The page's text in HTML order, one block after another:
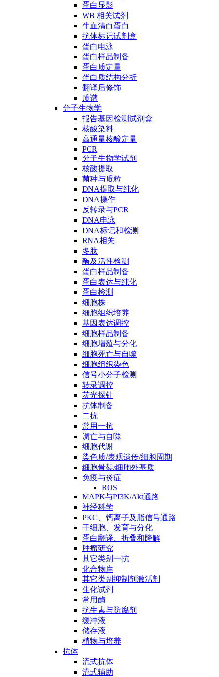
蛋白显影
WB 相关试剂
牛血清白蛋白
抗体标记试剂盒
蛋白电泳
蛋白样品制备
蛋白质定量
蛋白质结构分析
翻译后修饰
质谱
分子生物学
报告基因检测试剂盒
核酸染料
高通量核酸定量
PCR
分子生物学试剂
核酸提取
菌种与质粒
DNA提取与纯化
DNA操作
反转录与PCR
DNA电泳
DNA标记和检测
RNA相关
多肽
酶及活性检测
蛋白样品制备
蛋白表达与纯化
蛋白检测
细胞株
细胞组织培养
基因表达调控
细胞样品制备
细胞增殖与分化
细胞死亡与自噬
细胞组织染色
信号小分子检测
转录调控
荧光探针
抗体制备
二抗
常用一抗
凋亡与自噬
细胞代谢
染色质/表观遗传/细胞周期
细胞骨架/细胞外基质
免疫与炎症
ROS
MAPK与PI3K/Akt通路
神经科学
PKC、钙离子及脂信号通路
干细胞、发育与分化
蛋白翻译、折叠和降解
肿瘤研究
其它类别一抗
化合物库
其它类别抑制剂激活剂
生化试剂
常用酶
抗生素与防腐剂
缓冲液
储存液
植物与培养
抗体
流式抗体
流式辅助